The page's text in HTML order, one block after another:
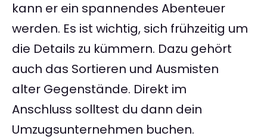
kann er ein spannendes Abenteuer
werden. Es ist wichtig, sich frühzeitig um
die Details zu kümmern. Dazu gehört
auch das Sortieren und Ausmisten
alter Gegenstände. Direkt im
Anschluss solltest du dann dein
Umzugsunternehmen buchen.